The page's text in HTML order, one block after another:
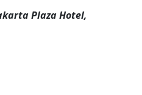
Plaza Hotel,